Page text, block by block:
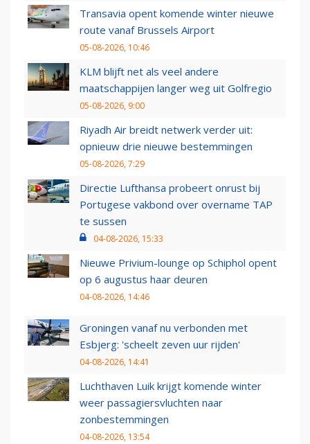
Transavia opent komende winter nieuwe
route vanaf Brussels Airport
05-08-2026, 10:46
KLM blijft net als veel andere
maatschappijen langer weg uit Golfregio
05-08-2026, 9:00
Riyadh Air breidt netwerk verder uit:
opnieuw drie nieuwe bestemmingen
05-08-2026, 7:29
Directie Lufthansa probeert onrust bij
Portugese vakbond over overname TAP
te sussen
04-08-2026, 15:33
Nieuwe Privium-lounge op Schiphol opent
op 6 augustus haar deuren
04-08-2026, 14:46
Groningen vanaf nu verbonden met
Esbjerg: 'scheelt zeven uur rijden'
04-08-2026, 14:41
Luchthaven Luik krijgt komende winter
weer passagiersvluchten naar
zonbestemmingen
04-08-2026, 13:54